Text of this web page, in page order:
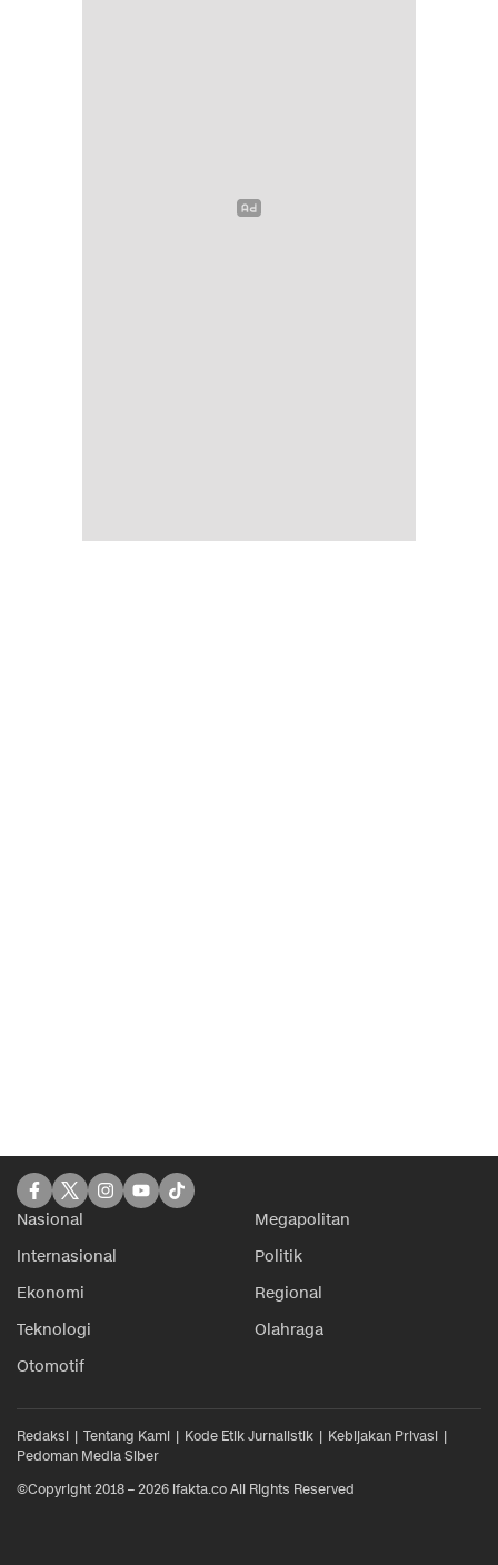
Nasional
Megapolitan
Internasional
Politik
Ekonomi
Regional
Teknologi
Olahraga
Otomotif
Redaksi Tentang Kami Kode Etik Jurnalistik
Kebijakan Privasi
Pedoman Media Siber
©Copyright 2018 – 2026 ifakta.co All Rights Reserved